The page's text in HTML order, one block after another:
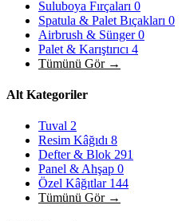
Suluboya Fırçaları 0
Spatula & Palet Bıçakları 0
Airbrush & Sünger0
Palet & Karıştırıcı 4
Tümünü Gör →
Alt Kategoriler
Tuval 2
Resim Kâğıdı 8
Defter & Blok 291
Panel & Ahşap 0
Özel Kâğıtlar 144
Tümünü Gör →